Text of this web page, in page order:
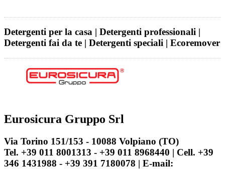
Detergenti per la casa | Detergenti professionali |
Detergenti fai da te | Detergenti speciali | Ecoremover
Eurosicura Gruppo Srl
Via Torino 151/153 - 10088 Volpiano (TO)
Tel. +39 011 8001313 - +39 011 8968440 | Cell. +39
346 1431988 - +39 391 7180078 | E-mail: